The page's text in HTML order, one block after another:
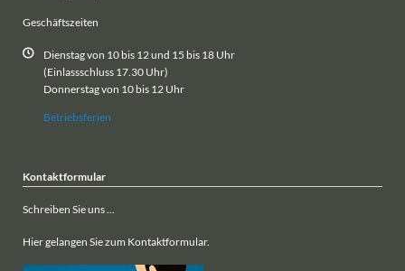
Geschäftszeiten
Dienstag von 10 bis 12 und 15 bis 18 Uhr
(Einlassschluss 17.30 Uhr)
Donnerstag von 10 bis 12 Uhr
Betriebsferien
Kontaktformular
Schreiben Sie uns ...
Hier gelangen Sie zum Kontaktformular.